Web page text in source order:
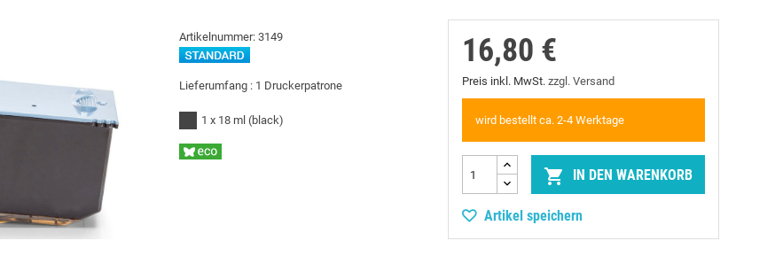
Artikelnummer: 3149
Lieferumfang : 1 Druckerpatrone
1 x 18 ml (black)
16,80 €
Preis inkl. MwSt. zzgl. Versand
wird bestellt ca. 2-4 Werktage
 IN DEN WARENKORB
Artikel speichern